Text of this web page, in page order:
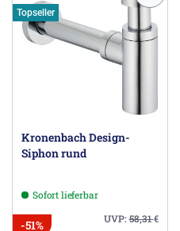
Topseller
Kronenbach Design-
Siphon rund
Sofort lieferbar
UVP:58,31€
-51%